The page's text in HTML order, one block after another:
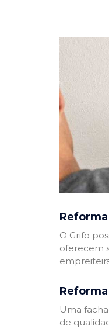
O Grifo
oferecem
Uma
de